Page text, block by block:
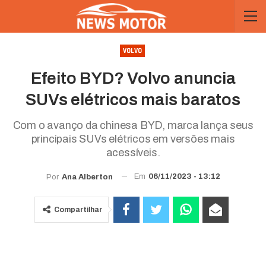
VOLVO
Efeito BYD? Volvo anuncia
SUVs elétricos mais baratos
Com o avanço da chinesa BYD, marca lança seus
principais SUVs elétricos em versões mais
acessíveis.
Por Ana Alberton Em 06/11/2023 - 13:12
Compartilhar